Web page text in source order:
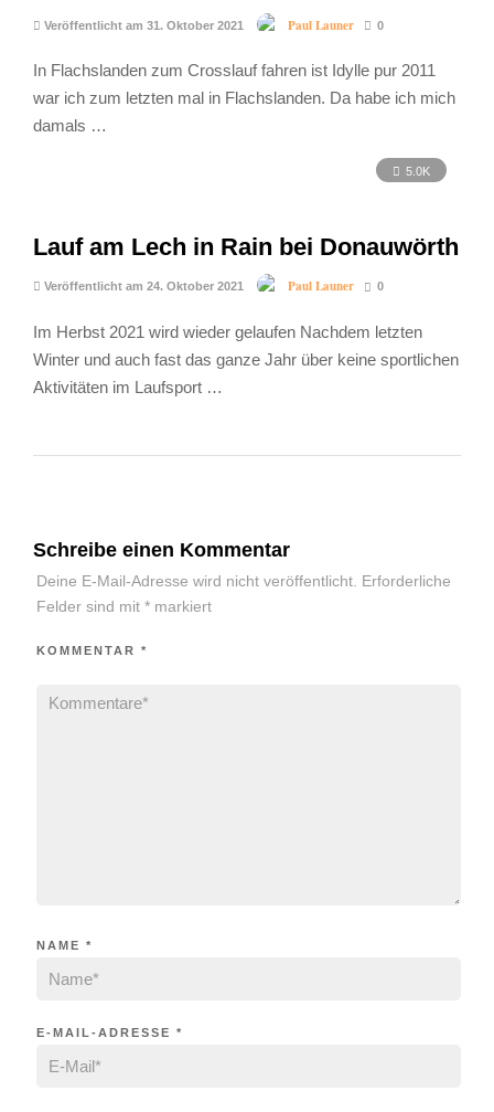
Veröffentlicht am 31. Oktober 2021 Paul Launer 0
In Flachslanden zum Crosslauf fahren ist Idylle pur 2011
war ich zum letzten mal in Flachslanden. Da habe ich mich
damals …
5.0K
Lauf am Lech in Rain bei Donauwörth
Veröffentlicht am 24. Oktober 2021 Paul Launer 0
Im Herbst 2021 wird wieder gelaufen Nachdem letzten
Winter und auch fast das ganze Jahr über keine sportlichen
Aktivitäten im Laufsport …
Schreibe einen Kommentar
Deine E-Mail-Adresse wird nicht veröffentlicht. Erforderliche
Felder sind mit *markiert
KOMMENTAR *
NAME *
E-MAIL-ADRESSE *